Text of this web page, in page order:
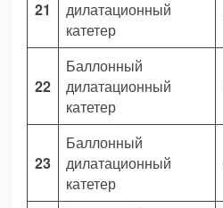
21
дилатационный
катетер
22
Баллонный
дилатационный
катетер
23
Баллонный
дилатационный
катетер